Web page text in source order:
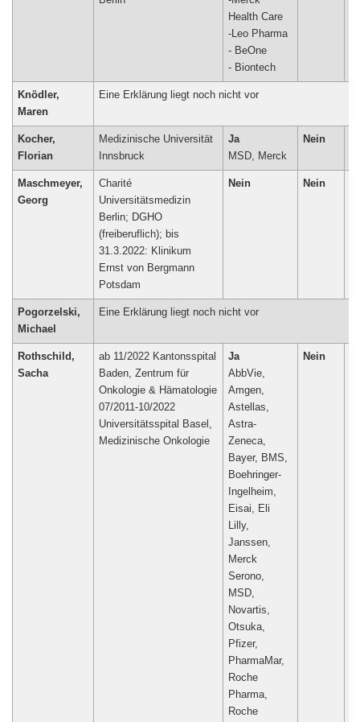
Health Care
-Leo Pharma
- BeOne
Knödler,
Maren
Eine Erklärung liegt noch nicht vor
Kocher,
Florian
Medizinische Universität
Innsbruck
Ja
MSD, Merck
Nein
Maschmeyer,
Georg
Charité
Universitätsmedizin
Berlin; DGHO
(freiberuflich); bis
31.3.2022: Klinikum
Ernst von Bergmann
Potsdam
Nein Nein
Pogorzelski,
Michael
Eine Erklärung liegt noch nicht vor
Rothschild,
Sacha
ab 11/2022 Kantonsspital
Baden, Zentrum für
Onkologie & Hämatologie
07/2011-10/2022
Universitätsspital Basel,
Medizinische Onkologie
Ja
AbbVie,
Amgen,
Astellas,
Astra-
Zeneca,
Bayer, BMS,
Boehringer-
Ingelheim,
Eisai, Eli
Lilly,
Janssen,
Merck
Serono,
MSD,
Novartis,
Otsuka,
Pfizer,
PharmaMar,
Roche
Pharma,
Roche
Nein